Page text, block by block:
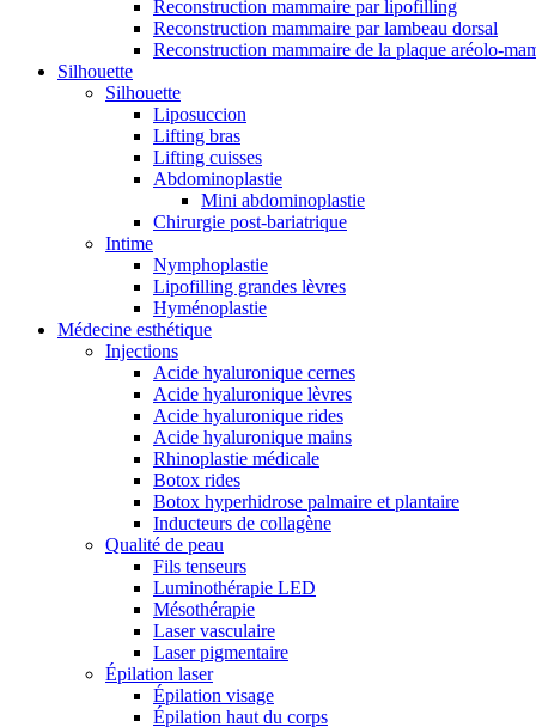
Reconstruction mammaire par lipofilling
Reconstruction mammaire par lambeau dorsal
Reconstruction mammaire de la plaque aréolo-
Silhouette
Silhouette
Liposuccion
Lifting bras
Lifting cuisses
Abdominoplastie
Mini abdominoplastie
Chirurgie post-bariatrique
Intime
Nymphoplastie
Lipofilling grandes lèvres
Hyménoplastie
Médecine esthétique
Injections
Acide hyaluronique cernes
Acide hyaluronique lèvres
Acide hyaluronique rides
Acide hyaluronique mains
Rhinoplastie médicale
Botox rides
Botox hyperhidrose palmaire et plantaire
Inducteurs de collagène
Qualité de peau
Fils tenseurs
Luminothérapie LED
Mésothérapie
Laser vasculaire
Laser pigmentaire
Épilation laser
Épilation visage
Épilation haut du corps